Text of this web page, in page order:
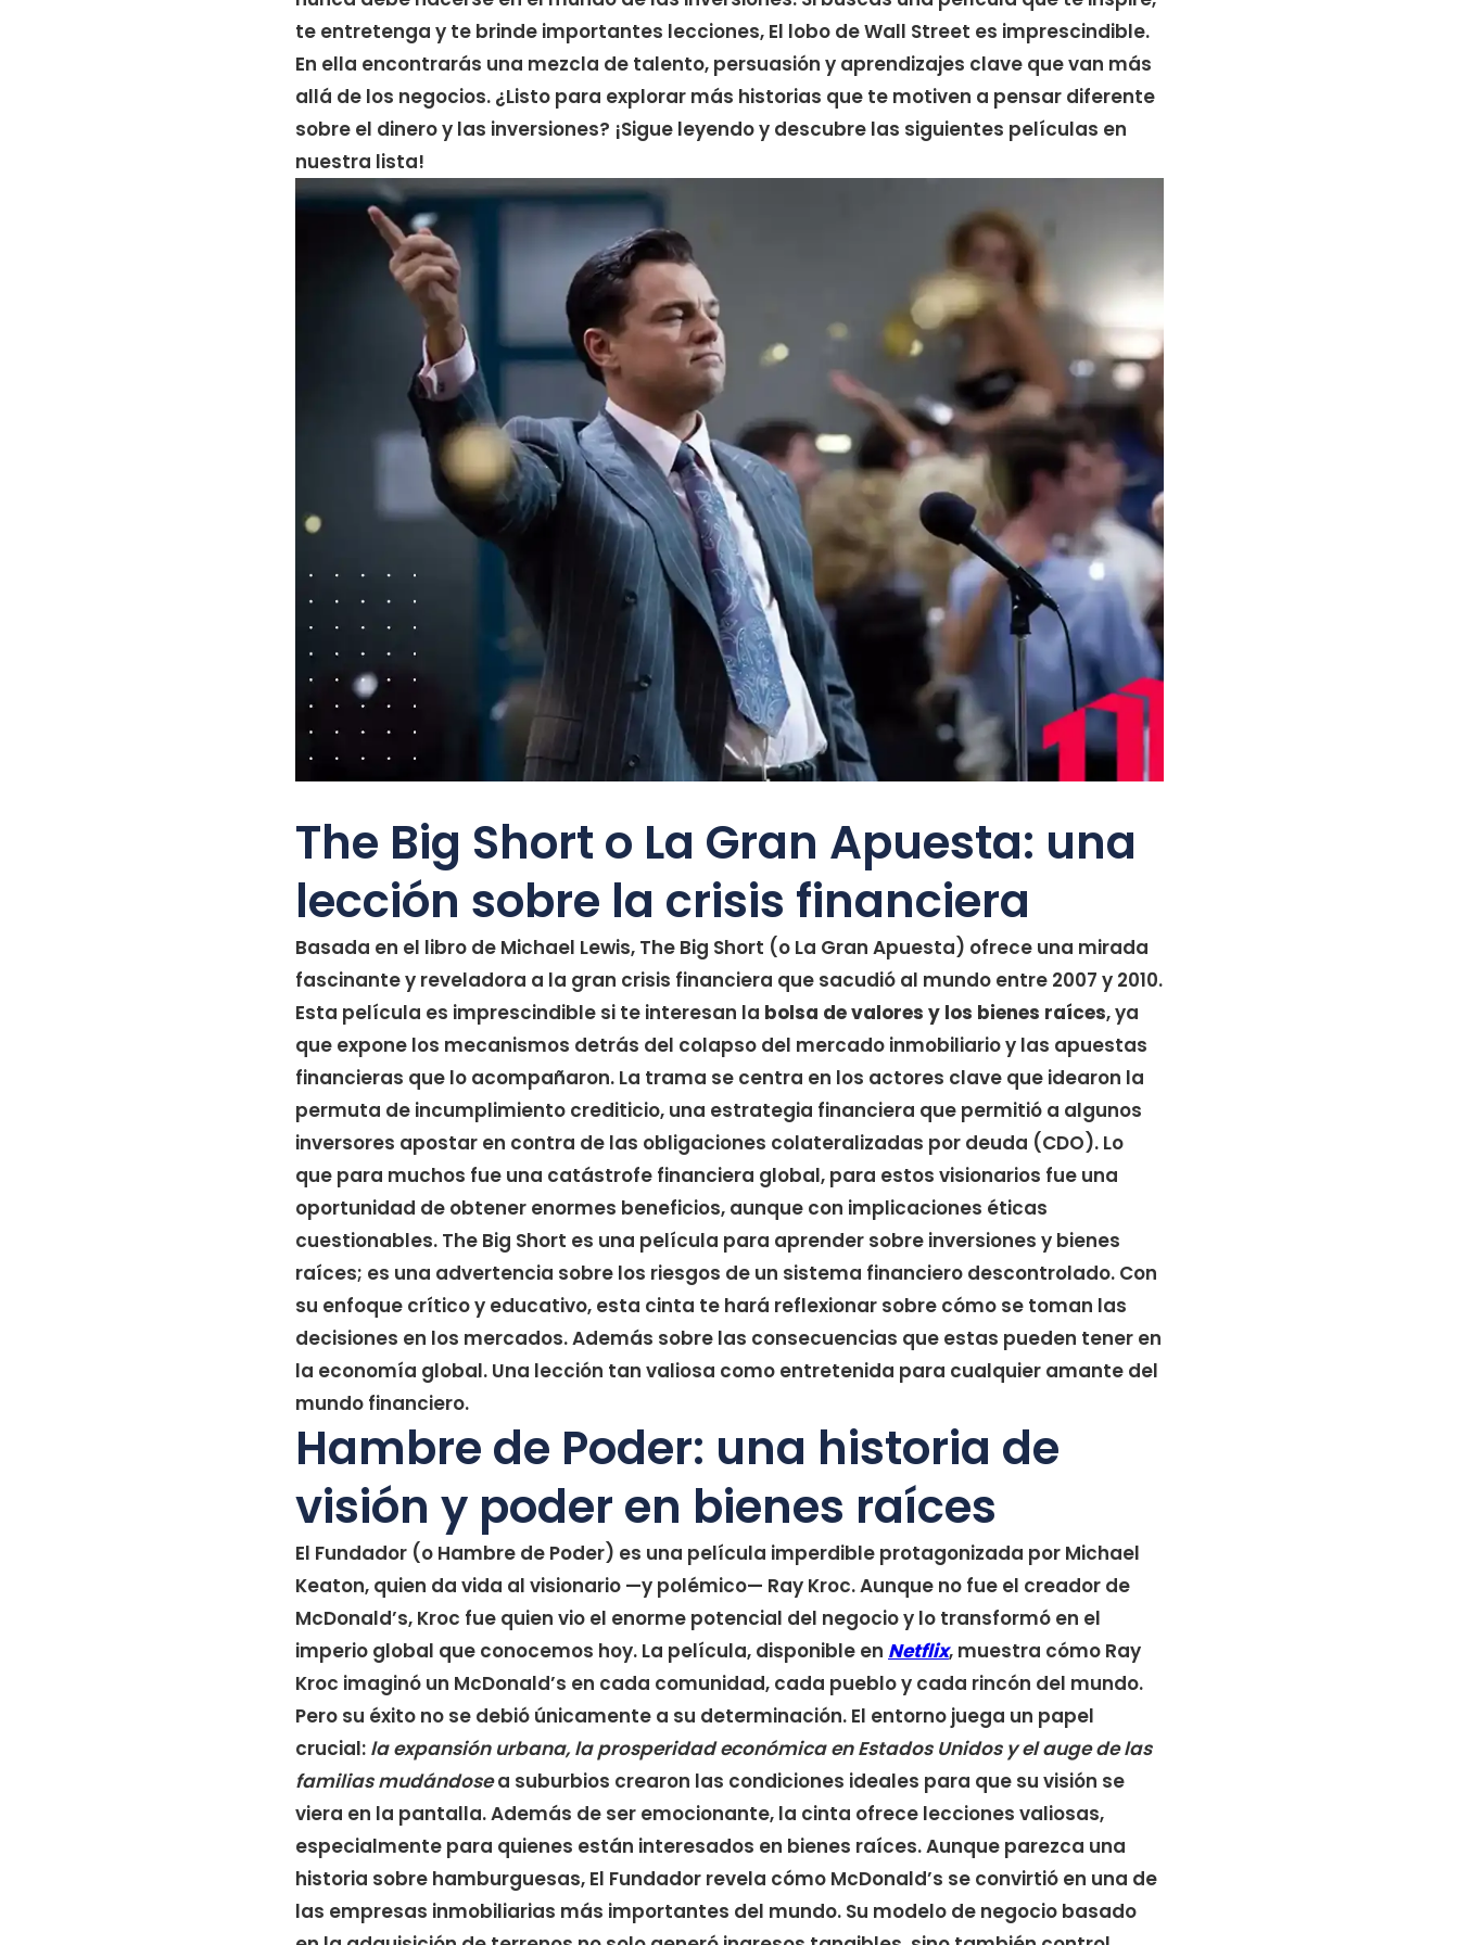
te entretenga y te brinde importantes lecciones, El lobo de Wall Street es imprescindible.
En ella encontrarás una mezcla de talento, persuasión y aprendizajes clave que van más
allá de los negocios. ¿Listo para explorar más historias que te motiven a pensar diferente
sobre el dinero y las inversiones? ¡Sigue leyendo y descubre las siguientes películas en
nuestra lista!
The Big Short o La Gran Apuesta: una
lección sobre la crisis financiera
Basada en el libro de Michael Lewis, The Big Short (o La Gran Apuesta) ofrece una mirada
fascinante y reveladora a la gran crisis financiera que sacudió al mundo entre 2007 y 2010.
Esta película es imprescindible si te interesan la bolsa de valores y los bienes raíces, ya
que expone los mecanismos detrás del colapso del mercado inmobiliario y las apuestas
financieras que lo acompañaron. La trama se centra en los actores clave que idearon la
permuta de incumplimiento crediticio, una estrategia financiera que permitió a algunos
inversores apostar en contra de las obligaciones colateralizadas por deuda (CDO). Lo
que para muchos fue una catástrofe financiera global, para estos visionarios fue una
oportunidad de obtener enormes beneficios, aunque con implicaciones éticas
cuestionables. The Big Short es una película para aprender sobre inversiones y bienes
raíces; es una advertencia sobre los riesgos de un sistema financiero descontrolado. Con
su enfoque crítico y educativo, esta cinta te hará reflexionar sobre cómo se toman las
decisiones en los mercados. Además sobre las consecuencias que estas pueden tener en
la economía global. Una lección tan valiosa como entretenida para cualquier amante del
mundo financiero.
Hambre de Poder: una historia de
visión y poder en bienes raíces
El Fundador (o Hambre de Poder) es una película imperdible protagonizada por Michael
Keaton, quien da vida al visionario —y polémico— Ray Kroc. Aunque no fue el creador de
McDonald’s, Kroc fue quien vio el enorme potencial del negocio y lo transformó en el
imperio global que conocemos hoy. La película, disponible en Netflix, muestra cómo Ray
Kroc imaginó un McDonald’s en cada comunidad, cada pueblo y cada rincón del mundo.
Pero su éxito no se debió únicamente a su determinación. El entorno juega un papel
crucial: la expansión urbana, la prosperidad económica en Estados Unidos y el auge de las
familias mudándosea suburbios crearon las condiciones ideales para que su visión se
viera en la pantalla. Además de ser emocionante, la cinta ofrece lecciones valiosas,
especialmente para quienes están interesados en bienes raíces. Aunque parezca una
historia sobre hamburguesas, El Fundador revela cómo McDonald’s se convirtió en una de
las empresas inmobiliarias más importantes del mundo. Su modelo de negocio basado